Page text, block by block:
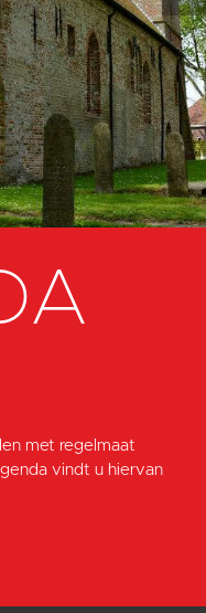
met regelmaat
vindt u hiervan